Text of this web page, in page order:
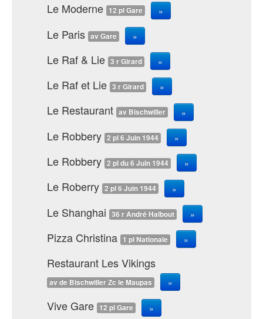
Le Moderne 12 pl Gare »
Le Paris av Gare »
Le Raf & Lie 3 r Girard »
Le Raf et Lie 3 r Girard »
Le Restaurant av Bischwiller »
Le Robbery 2 pl 6 Juin 1944 »
Le Robbery 2 pl du 6 Juin 1944 »
Le Roberry 2 pl 6 Juin 1944 »
Le Shanghai 36 r André Halbout »
Pizza Christina 1 pl Nationale »
Restaurant Les Vikings
av de Bischwiller Zc le Maupas »
Vive Gare 12 pl Gare »